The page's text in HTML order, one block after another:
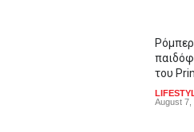
του
August 7,